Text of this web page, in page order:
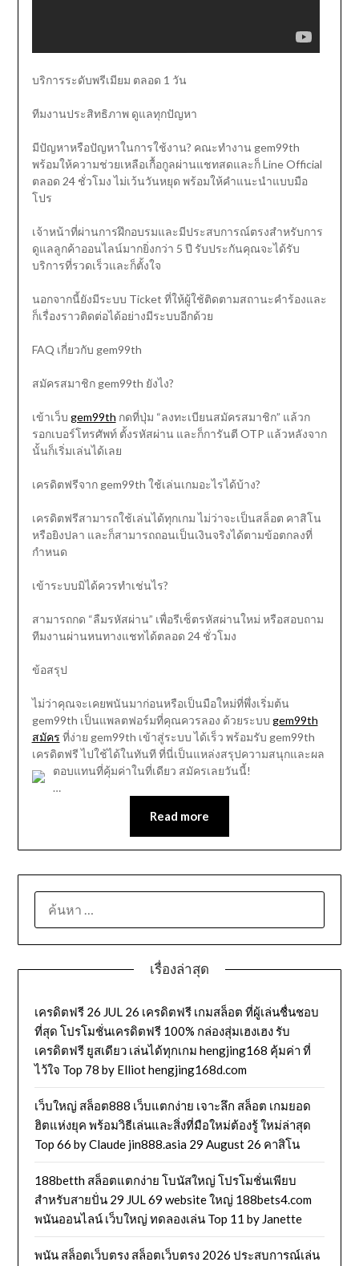
บริการระดับพรีเมียม ตลอด 1 วัน
ทีมงานประสิทธิภาพ ดูแลทุกปัญหา
มีปัญหาหรือปัญหาในการใช้งาน? คณะทำงาน gem99th
พร้อมให้ความช่วยเหลือเกื้อกูลผ่านแชทสดและก็ Line Official
ตลอด 24 ชั่วโมง ไม่เว้นวันหยุด พร้อมให้คำแนะนำแบบมือ
โปร
เจ้าหน้าที่ผ่านการฝึกอบรมและมีประสบการณ์ตรงสำหรับการ
ดูแลลูกค้าออนไลน์มากยิ่งกว่า 5 ปี รับประกันคุณจะได้รับ
บริการที่รวดเร็วและก็ตั้งใจ
นอกจากนี้ยังมีระบบ Ticket ที่ให้ผู้ใช้ติดตามสถานะคำร้องและ
ก็เรื่องราวติดต่อได้อย่างมีระบบอีกด้วย
FAQ เกี่ยวกับ gem99th
สมัครสมาชิก gem99th ยังไง?
เข้าเว็บ gem99th กดที่ปุ่ม “ลงทะเบียนสมัครสมาชิก” แล้วก
รอกเบอร์โทรศัพท์ ตั้งรหัสผ่าน และก็การันตี OTP แล้วหลังจาก
นั้นก็เริ่มเล่นได้เลย
เครดิตฟรีจาก gem99th ใช้เล่นเกมอะไรได้บ้าง?
เครดิตฟรีสามารถใช้เล่นได้ทุกเกม ไม่ว่าจะเป็นสล็อต คาสิโน
หรือยิงปลา และก็สามารถถอนเป็นเงินจริงได้ตามข้อตกลงที่
กำหนด
เข้าระบบมิได้ควรทำเช่นไร?
สามารถกด “ลืมรหัสผ่าน” เพื่อรีเซ็ตรหัสผ่านใหม่ หรือสอบถาม
ทีมงานผ่านหนทางแชทได้ตลอด 24 ชั่วโมง
ข้อสรุป
ไม่ว่าคุณจะเคยพนันมาก่อนหรือเป็นมือใหม่ที่พึ่งเริ่มต้น
gem99th เป็นแพลตฟอร์มที่คุณควรลอง ด้วยระบบ gem99th
สมัคร ที่ง่าย gem99th เข้าสู่ระบบ ได้เร็ว พร้อมรับ gem99th
เครดิตฟรี ไปใช้ได้ในทันที ที่นี่เป็นแหล่งสรุปความสนุกและผล
ตอบแทนที่คุ้มค่าในที่เดียว สมัครเลยวันนี้!
…
Read more
ค้นหา
สำหรับ:
เรื่องล่าสุด
เครดิตฟรี 26 JUL 26 เครดิตฟรี เกมสล็อต ที่ผู้เล่นชื่นชอบ
ที่สุด โปรโมชั่นเครดิตฟรี 100% กล่องสุ่มเฮงเฮง รับ
เครดิตฟรี ยูสเดียว เล่นได้ทุกเกม hengjing168 คุ้มค่า ที่
ไว้ใจ Top 78 by Elliot hengjing168d.com
เว็บใหญ่ สล็อต888 เว็บแตกง่าย เจาะลึก สล็อต เกมยอด
ฮิตแห่งยุค พร้อมวิธีเล่นและสิ่งที่มือใหม่ต้องรู้ ใหม่ล่าสุด
Top 66 by Claude jin888.asia 29 August 26 คาสิโน
188betth สล็อตแตกง่าย โบนัสใหญ่ โปรโมชั่นเพียบ
สำหรับสายปั่น 29 JUL 69 website ใหญ่ 188bets4.com
พนันออนไลน์ เว็บใหญ่ ทดลองเล่น Top 11 by Janette
พนัน สล็อตเว็บตรง สล็อตเว็บตรง 2026 ประสบการณ์เล่น